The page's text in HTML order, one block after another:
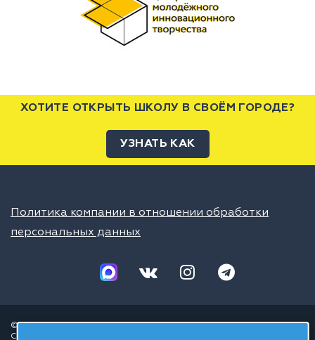
ХОТИТЕ ОТКРЫТЬ ШКОЛУ В СВОЁМ ГОРОДЕ?
УЗНАТЬ КАК
Политика компании в отношении обработки
персональных данных
© 2026 ШЦТ
Сеть центров молодёжного инновационного творчества